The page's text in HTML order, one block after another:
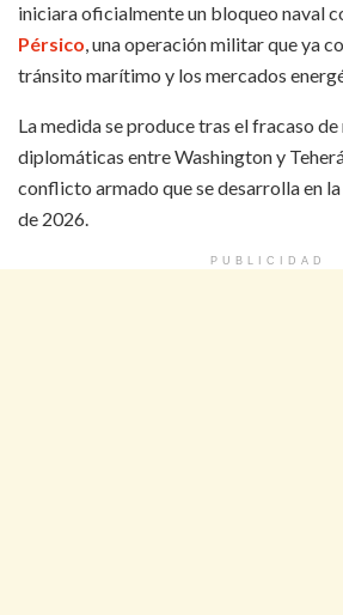
iniciara oficialmente un bloqueo naval
Pérsico, una operación militar que ya
tránsito marítimo y los mercados
La medida se produce tras el fracaso
diplomáticas entre Washington y
conflicto armado que se desarrolla en
de 2026.
PUBLICIDAD